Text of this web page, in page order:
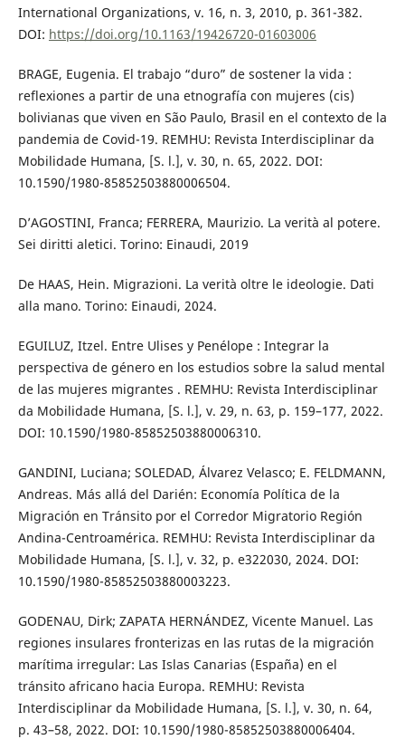
International Organizations, v. 16, n. 3, 2010, p. 361-382.
DOI: https://doi.org/10.1163/19426720-01603006
BRAGE, Eugenia. El trabajo “duro” de sostener la vida :
reflexiones a partir de una etnografía con mujeres (cis)
bolivianas que viven en São Paulo, Brasil en el contexto de la
pandemia de Covid-19. REMHU: Revista Interdisciplinar da
Mobilidade Humana, [S. l.], v. 30, n. 65, 2022. DOI:
10.1590/1980-85852503880006504.
D’AGOSTINI, Franca; FERRERA, Maurizio. La verità al potere.
Sei diritti aletici. Torino: Einaudi, 2019
De HAAS, Hein. Migrazioni. La verità oltre le ideologie. Dati
alla mano. Torino: Einaudi, 2024.
EGUILUZ, Itzel. Entre Ulises y Penélope : Integrar la
perspectiva de género en los estudios sobre la salud mental
de las mujeres migrantes . REMHU: Revista Interdisciplinar
da Mobilidade Humana, [S. l.], v. 29, n. 63, p. 159–177, 2022.
DOI: 10.1590/1980-85852503880006310.
GANDINI, Luciana; SOLEDAD, Álvarez Velasco; E. FELDMANN,
Andreas. Más allá del Darién: Economía Política de la
Migración en Tránsito por el Corredor Migratorio Región
Andina-Centroamérica. REMHU: Revista Interdisciplinar da
Mobilidade Humana, [S. l.], v. 32, p. e322030, 2024. DOI:
10.1590/1980-85852503880003223.
GODENAU, Dirk; ZAPATA HERNÁNDEZ, Vicente Manuel. Las
regiones insulares fronterizas en las rutas de la migración
marítima irregular: Las Islas Canarias (España) en el
tránsito africano hacia Europa. REMHU: Revista
Interdisciplinar da Mobilidade Humana, [S. l.], v. 30, n. 64,
p. 43–58, 2022. DOI: 10.1590/1980-85852503880006404.